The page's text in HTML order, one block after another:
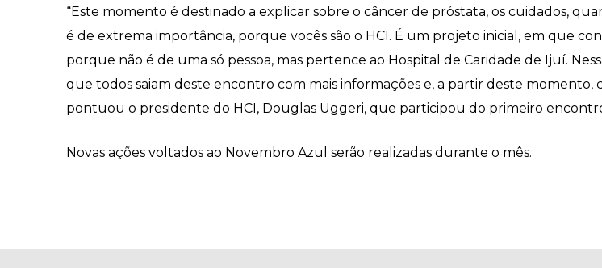
“Este momento é destinado a explicar sobre o câncer de próstata, os cuidados,
é de extrema importância, porque vocês são o HCI. É um projeto inicial, em que
porque não é de uma só pessoa, mas pertence ao Hospital de Caridade de Ijuí.
que todos saiam deste encontro com mais informações e, a partir deste momento,
pontuou o presidente do HCI, Douglas Uggeri, que participou do primeiro
Novas ações voltados ao Novembro Azul serão realizadas durante o mês.